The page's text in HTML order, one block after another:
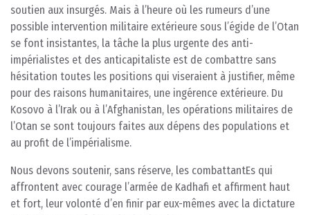
soutien aux insurgés. Mais à l’heure où les rumeurs d’une
possible intervention militaire extérieure sous l’égide de l’Otan
se font insistantes, la tâche la plus urgente des anti-
impérialistes et des anticapitaliste est de combattre sans
hésitation toutes les positions qui viseraient à justifier, même
pour des raisons humanitaires, une ingérence extérieure. Du
Kosovo à l’Irak ou à l’Afghanistan, les opérations militaires de
l’Otan se sont toujours faites aux dépens des populations et
au profit de l’impérialisme.
Nous devons soutenir, sans réserve, les combattantEs qui
affrontent avec courage l’armée de Kadhafi et affirment haut
et fort, leur volonté d’en finir par eux-mêmes avec la dictature